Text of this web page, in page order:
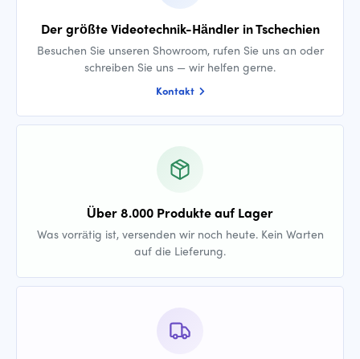
Der größte Videotechnik-Händler in Tschechien
Besuchen Sie unseren Showroom, rufen Sie uns an oder
schreiben Sie uns — wir helfen gerne.
Kontakt
Über 8.000 Produkte auf Lager
Was vorrätig ist, versenden wir noch heute. Kein Warten
auf die Lieferung.